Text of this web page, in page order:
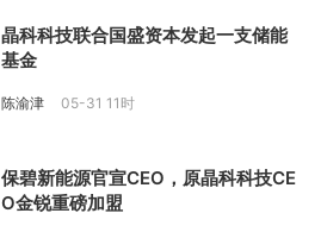
晶科科技联合国盛资本发起一支储能
基金
陈渝津 05-31 11时
保碧新能源官宣CEO，原晶科科技CE
O金锐重磅加盟